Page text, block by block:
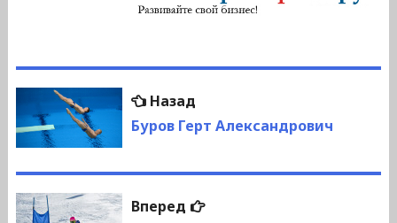
Навигация
по
записям
НазадПредыдущая
запись:
Буров Герт Александрович
Вперед
Следующая